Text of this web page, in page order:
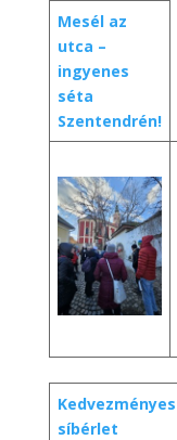
Mesél az
utca –
ingyenes
séta
Szentendrén!
Kedvezményes
síbérlet